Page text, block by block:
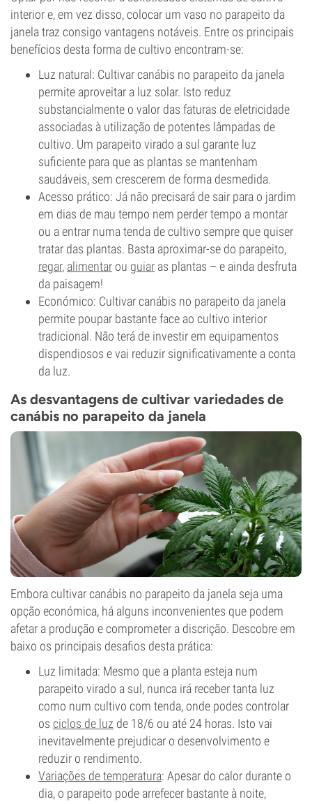
interior e, em vez disso, colocar um vaso no parapeito da
janela traz consigo vantagens notáveis. Entre os principais
benefícios desta forma de cultivo encontram-se:
Luz natural: Cultivar canábis no parapeito da janela
permite aproveitar a luz solar. Isto reduz
substancialmente o valor das faturas de eletricidade
associadas à utilização de potentes lâmpadas de
cultivo. Um parapeito virado a sul garante luz
suficiente para que as plantas se mantenham
saudáveis, sem crescerem de forma desmedida.
Acesso prático: Já não precisará de sair para o jardim
em dias de mau tempo nem perder tempo a montar
ou a entrar numa tenda de cultivo sempre que quiser
tratar das plantas. Basta aproximar-se do parapeito,
regar, alimentar ou guiar as plantas – e ainda desfruta
da paisagem!
Económico: Cultivar canábis no parapeito da janela
permite poupar bastante face ao cultivo interior
tradicional. Não terá de investir em equipamentos
dispendiosos e vai reduzir significativamente a conta
da luz.
As desvantagens de cultivar variedades de
canábis no parapeito da janela
Embora cultivar canábis no parapeito da janela seja uma
opção económica, há alguns inconvenientes que podem
afetar a produção e comprometer a discrição. Descobre em
baixo os principais desafios desta prática:
Luz limitada: Mesmo que a planta esteja num
parapeito virado a sul, nunca irá receber tanta luz
como num cultivo com tenda, onde podes controlar
os ciclos de luz de 18/6 ou até 24 horas. Isto vai
inevitavelmente prejudicar o desenvolvimento e
reduzir o rendimento.
Variações de temperatura: Apesar do calor durante o
dia, o parapeito pode arrefecer bastante à noite,